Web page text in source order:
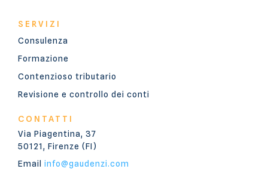
SERVIZI
Consulenza
Formazione
Contenzioso tributario
Revisione e controllo dei conti
CONTATTI
Via Piagentina, 37
50121, Firenze (FI)
Email info@gaudenzi.com